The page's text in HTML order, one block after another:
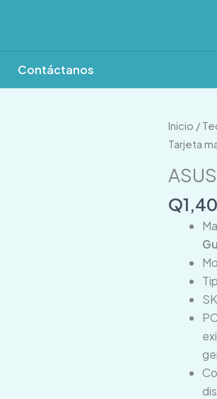
Contáctanos
Inicio /
Tarjeta
Q
ASUS
-
madre
-
PRIME
cantidad